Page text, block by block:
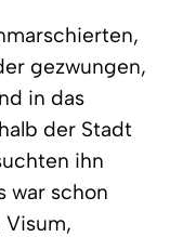
gezwungen,
in das
der Stadt
ihn
war schon
Visum,